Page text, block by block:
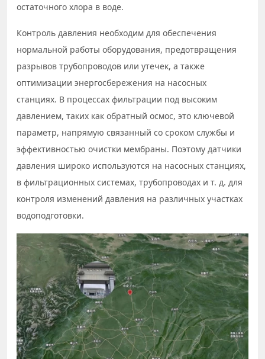
остаточного хлора в воде.
Контроль давления необходим для обеспечения
нормальной работы оборудования, предотвращения
разрывов трубопроводов или утечек, а также
оптимизации энергосбережения на насосных
станциях. В процессах фильтрации под высоким
давлением, таких как обратный осмос, это ключевой
параметр, напрямую связанный со сроком службы и
эффективностью очистки мембраны. Поэтому датчики
давления широко используются на насосных станциях,
в фильтрационных системах, трубопроводах и т. д. для
контроля изменений давления на различных участках
водоподготовки.